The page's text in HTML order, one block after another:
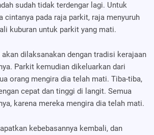
sudah tidak terdengar lagi. Untuk
cintanya pada raja parkit, raja menyuruh
kuburan untuk parkit yang mati.
akan dilaksanakan dengan tradisi kerajaan
Parkit kemudian dikeluarkan dari
orang mengira dia telah mati. Tiba-tiba,
cepat dan tinggi di langit. Semua
karena mereka mengira dia telah mati.
kebebasannya kembali, dan